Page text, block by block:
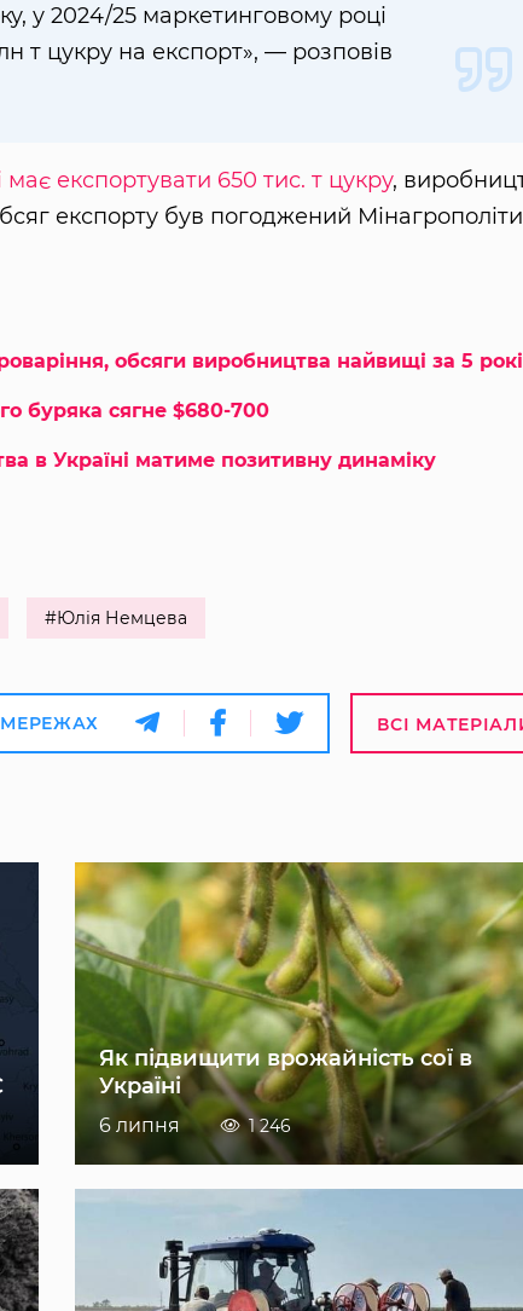
у 2024/25 маркетинговому році
т цукру на експорт», — розповів
експортувати 650 тис. т цукру,
експорту був погоджений
обсяги виробництва найвищі за 5
буряка сягне $680-700
в Україні матиме позитивну динаміку
#Юлія Немцева
ВСІ
Як підвищити врожайність сої в
Україні
6 липня 1 246